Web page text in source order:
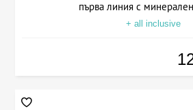
първа линия с
+ all inclusive